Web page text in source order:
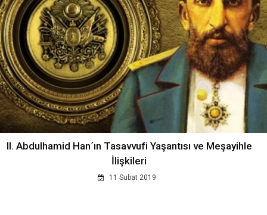
II. Abdulhamid Han´ın Tasavvufi Yaşantısı ve Meşayihle
İlişkileri
11 Subat 2019